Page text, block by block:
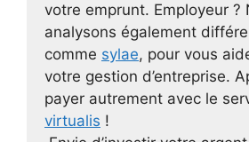
votre emprunt. Employeur ?
analysons également
comme sylae, pour vous
votre gestion d’entreprise.
payer autrement avec le
virtualis !